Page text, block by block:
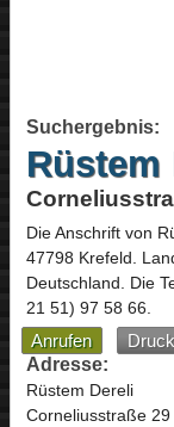
Suchergebnis:
Rüstem
Die Anschrift von
47798 Krefeld.
Deutschland. Die
21 51) 97 58 66.
Anrufen
Adresse:
Rüstem Dereli
Corneliusstraße 29